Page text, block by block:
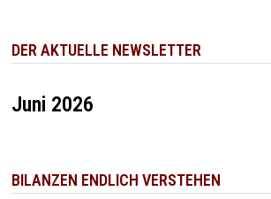
DER AKTUELLE NEWSLETTER
Juni 2026
BILANZEN ENDLICH VERSTEHEN